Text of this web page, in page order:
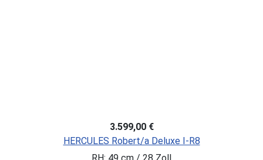
3.599,00 €
HERCULES Robert/a Deluxe I-R8